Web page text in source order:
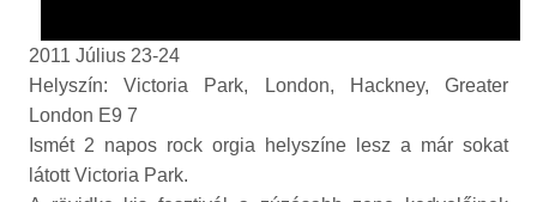
2011 Július 23-24
Helyszín: Victoria Park, London, Hackney, Greater
London E9 7
Ismét 2 napos rock orgia helyszíne lesz a már sokat
látott Victoria Park.